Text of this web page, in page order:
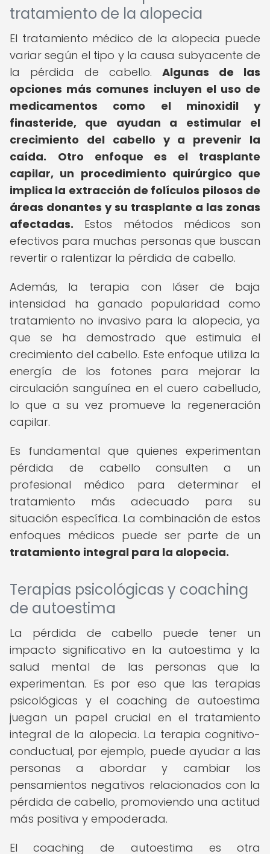
tratamiento de la alopecia
El tratamiento médico de la alopecia puede
variar según el tipo y la causa subyacente de
la pérdida de cabello. Algunas de las
opciones más comunes incluyen el uso de
medicamentos como el minoxidil y
finasteride, que ayudan a estimular el
crecimiento del cabello y a prevenir la
caída.
Otro enfoque es el trasplante
capilar, un procedimiento quirúrgico que
implica la extracción de folículos pilosos de
áreas donantes y su trasplante a las zonas
afectadas. Estos métodos médicos son
efectivos para muchas personas que buscan
revertir o ralentizar la pérdida de cabello.
Además, la terapia con láser de baja
intensidad ha ganado popularidad como
tratamiento no invasivo para la alopecia, ya
que se ha demostrado que estimula el
crecimiento del cabello. Este enfoque utiliza la
energía de los fotones para mejorar la
circulación sanguínea en el cuero cabelludo,
lo que a su vez promueve la regeneración
capilar.
Es fundamental que quienes experimentan
pérdida de cabello consulten a un
profesional médico para determinar el
tratamiento más adecuado para su
situación específica. La combinación de estos
enfoques médicos puede ser parte de un
tratamiento integral para la alopecia.
Terapias psicológicas y coaching
de autoestima
La pérdida de cabello puede tener un
impacto significativo en la autoestima y la
salud mental de las personas que la
experimentan. Es por eso que las terapias
psicológicas y el coaching de autoestima
juegan un papel crucial en el tratamiento
integral de la alopecia. La terapia cognitivo-
conductual, por ejemplo, puede ayudar a las
personas a abordar y cambiar los
pensamientos negativos relacionados con la
pérdida de cabello, promoviendo una actitud
más positiva y empoderada.
El coaching de autoestima es otra